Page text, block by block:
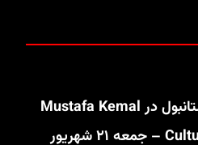
کنسرت مجید رضوی در استانبول در Mustafa Kemal
Culture Center Mall Akatlar – جمعه ۲۱ شهریور